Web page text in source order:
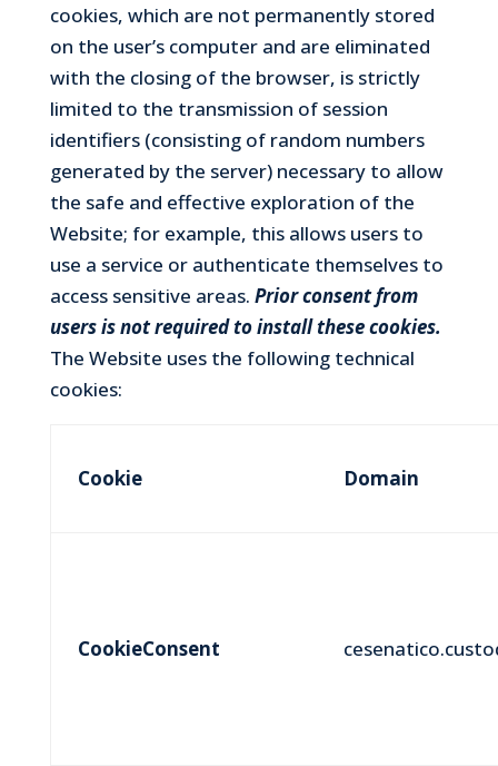
cookies, which are not permanently stored
on the user’s computer and are eliminated
with the closing of the browser, is strictly
limited to the transmission of session
identifiers (consisting of random numbers
generated by the server) necessary to allow
the safe and effective exploration of the
Website; for example, this allows users to
use a service or authenticate themselves to
access sensitive areas. Prior consent from
users is not required to install these cookies.
The Website uses the following technical
cookies:
Cookie Domain
CookieConsent